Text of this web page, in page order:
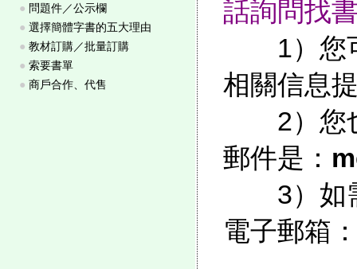
● 問題件／公示欄
● 選擇簡體字書的五大理由
● 教材訂購／批量訂購
● 索要書單
● 商戶合作、代售
話詢問找
1）您可
相關信息
2）您也
郵件是：
3）如需
電子郵箱